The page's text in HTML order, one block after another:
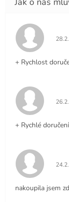
+ Rychlost
+ Rychlé doručení
nakoupila jsem